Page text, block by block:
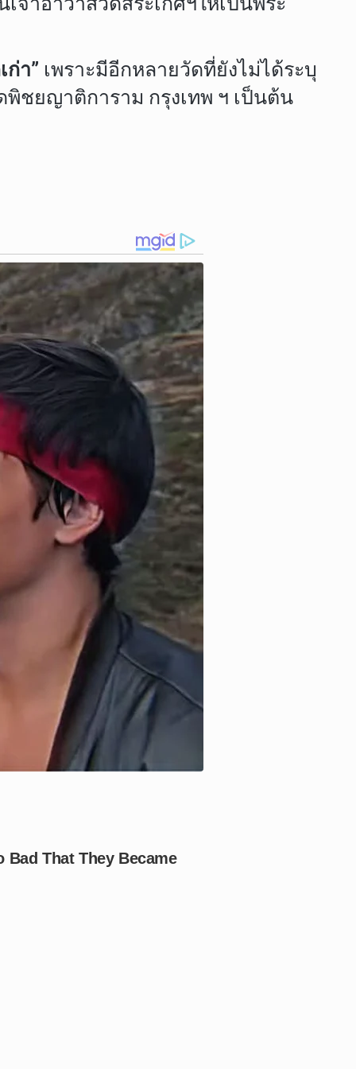
ก่า” เพราะมีอีกหลายวัดที่ยังไม่ได้ระบุ
พิชยญาติการาม กรุงเทพ ฯ เป็นต้น